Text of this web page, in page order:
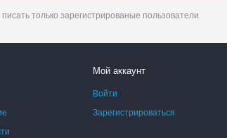
только зарегистрированые пользователи.
Мой аккаунт
Войти
Зарегистрироваться